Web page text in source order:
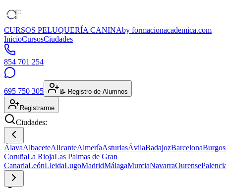
CURSOS PELUQUERÍA CANINAby formacionacademica.com
InicioCursosCiudades
854 701 254
695 750 305 📝 Registro de Alumnos
Registrarme
Ciudades:
ÁlavaAlbaceteAlicanteAlmeríaAsturiasÁvilaBadajozBarcelonaBurgos
CoruñaLa RiojaLas Palmas de Gran
CanariaLeónLleidaLugoMadridMálagaMurciaNavarraOurense